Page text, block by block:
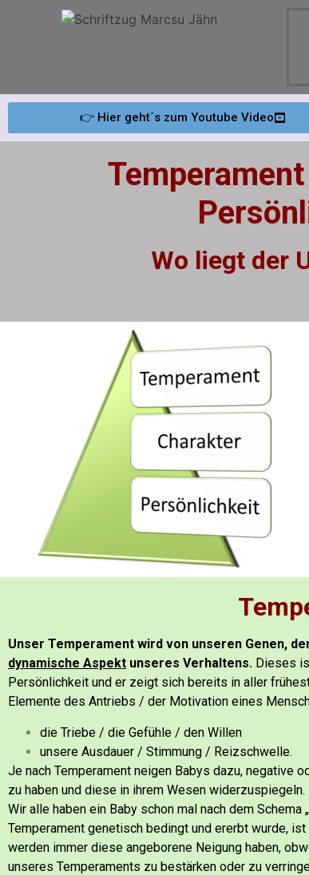
👉 Hier geht´s zum Youtube Video
Wo liegt der
Unser Temperament wird von unseren Genen,
dynamische Aspekt unseres Verhaltens. Dieses
Persönlichkeit und er zeigt sich bereits in aller
Elemente des Antriebs / der Motivation eines
die Triebe / die Gefühle / den Willen
unsere Ausdauer / Stimmung / Reizschwelle.
Je nach Temperament neigen Babys dazu, negative
zu haben und diese in ihrem Wesen widerzuspiegeln.
Wir alle haben ein Baby schon mal nach dem Schema
Temperament genetisch bedingt und ererbt wurde,
werden immer diese angeborene Neigung haben,
unseres Temperaments zu bestärken oder zu